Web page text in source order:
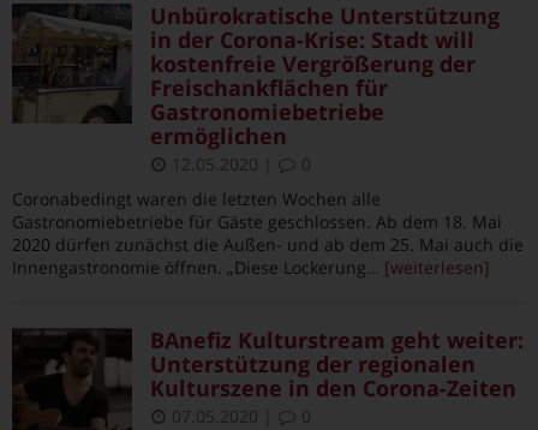
Unbürokratische Unterstützung
in der Corona-Krise: Stadt will
kostenfreie Vergrößerung der
Freischankflächen für
Gastronomiebetriebe
ermöglichen
12.05.2020
0
Coronabedingt waren die letzten Wochen alle
Gastronomiebetriebe für Gäste geschlossen. Ab dem 18. Mai
2020 dürfen zunächst die Außen- und ab dem 25. Mai auch die
Innengastronomie öffnen. „Diese Lockerung… [weiterlesen]
BAnefiz Kulturstream geht weiter:
Unterstützung der regionalen
Kulturszene in den Corona-Zeiten
07.05.2020 0